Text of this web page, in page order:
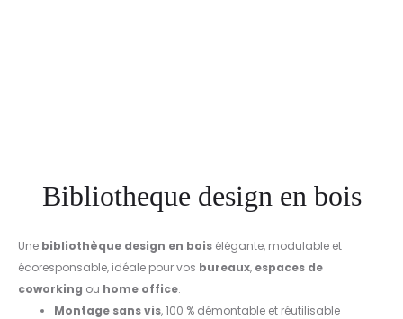
Bibliotheque design en bois
Une bibliothèque design en bois élégante, modulable et
écoresponsable, idéale pour vos bureaux, espaces de
coworking ou home office.
Montage sans vis, 100 % démontable et réutilisable